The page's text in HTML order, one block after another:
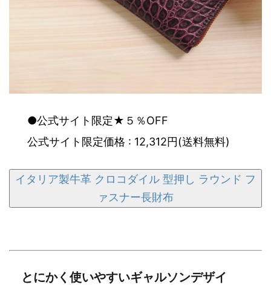
●公式サイト限定★５％OFF
公式サイト限定価格 : 12,312円(送料無料)
イタリア製牛革 クロコダイル 型押し ラウンド フ
ァスナー長財布
とにかく使いやすいギャルソンデザイ